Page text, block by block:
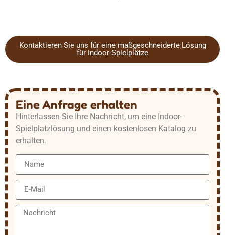
Kontaktieren Sie uns für eine maßgeschneiderte Lösung
für Indoor-Spielplätze
Eine Anfrage erhalten
Hinterlassen Sie Ihre Nachricht, um eine Indoor-
Spielplatzlösung und einen kostenlosen Katalog zu
erhalten.